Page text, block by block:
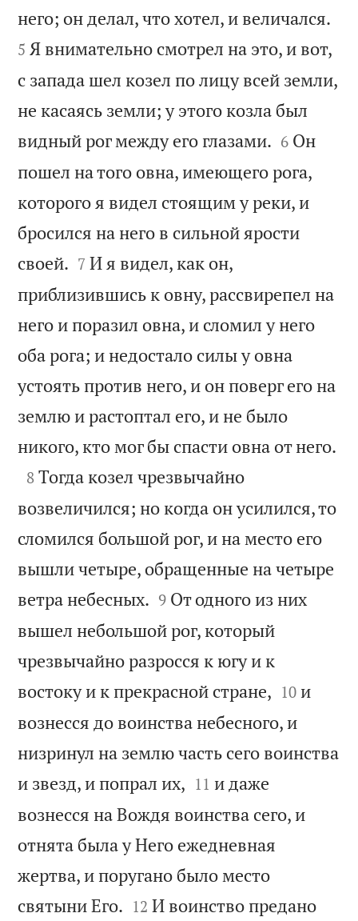
него; он делал, что хотел, и величался.
5 Я внимательно смотрел на это, и вот,
с запада шел козел по лицу всей земли,
не касаясь земли; у этого козла был
видный рог между его глазами. 

6 Он
пошел на того овна, имеющего рога,
которого я видел стоящим у реки, и
бросился на него в сильной ярости
своей. 

7 И я видел, как он,
приблизившись к овну, рассвирепел на
него и поразил овна, и сломил у него
оба рога; и недостало силы у овна
устоять против него, и он поверг его на
землю и растоптал его, и не было
никого, кто мог бы спасти овна от него.

8 Тогда козел чрезвычайно
возвеличился; но когда он усилился, то
сломился большой рог, и на место его
вышли четыре, обращенные на четыре
ветра небесных. 

9 От одного из них
вышел небольшой рог, который
чрезвычайно разросся к югу и к
востоку и к прекрасной стране, 

10 и
вознесся до воинства небесного, и
низринул на землю часть сего воинства
и звезд, и попрал их, 

11 и даже
вознесся на Вождя воинства сего, и
отнята была у Него ежедневная
жертва, и поругано было место
святыни Его. 

12 И воинство предано